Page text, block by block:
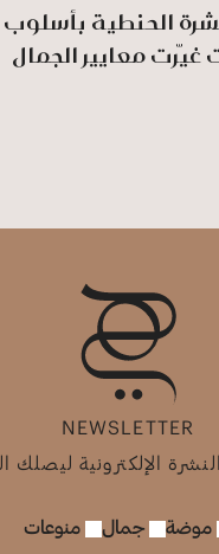
الحنطية بأسلوب
غيّرت معايير الجمال
NEWSLETTER
الإلكترونية ليصلك
موضة جمال منوعات